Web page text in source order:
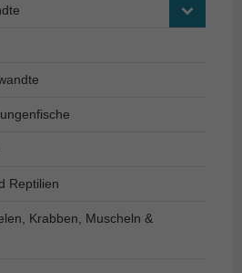
Reptilien
Krabben, Muscheln &